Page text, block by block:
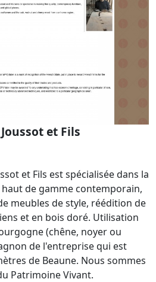
et Fils
et Fils est spécialisée dans la
de gamme contemporain,
meubles de style, réédition de
et en bois doré. Utilisation
(chêne, noyer ou
de l'entreprise qui est
de Beaune. Nous sommes
Patrimoine Vivant.